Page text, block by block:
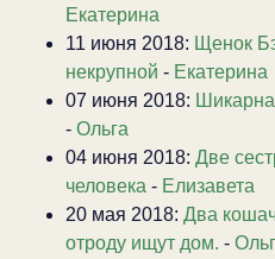
Екатерина
11 июня 2018: Щенок
некрупной - Екатерина
07 июня 2018:
- Ольга
04 июня 2018: Две
человека - Елизавета
20 мая 2018: Два
отроду ищут дом. -